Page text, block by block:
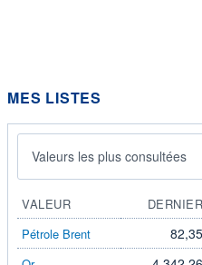
MES LISTES
Valeurs les plus consultées
VALEUR DERNIER
Pétrole Brent
82,35